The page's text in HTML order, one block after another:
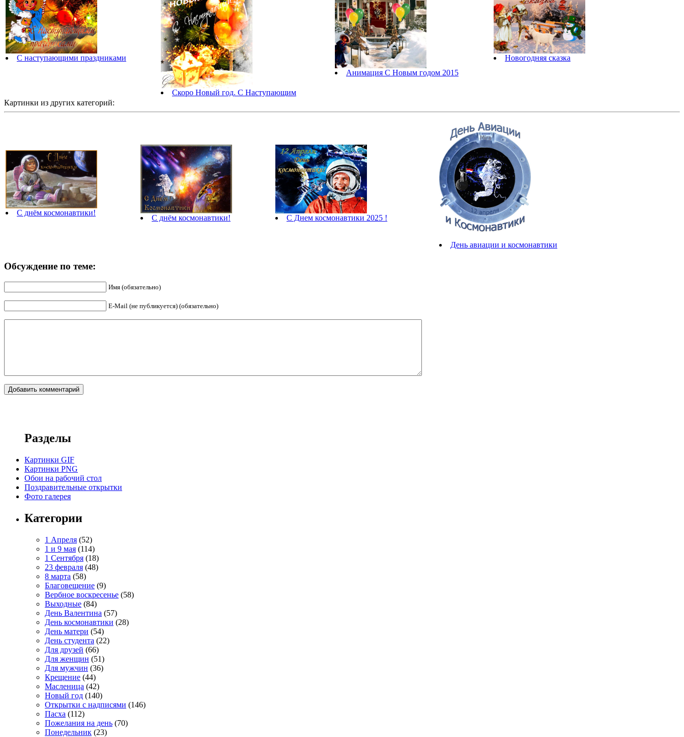
С наступающими праздниками
Скоро Новый год. С Наступающим
Анимация С Новым годом 2015
Новогодняя сказка
Картинки из других категорий:
С днём космонавтики!
С днём космонавтики! С Днем космонавтики 2025 !
День авиации и космонавтики
Обсуждение по теме:
Имя (обязательно)
E-Mail (не публикуется) (обязательно)
Разделы
Картинки GIF
Картинки PNG
Обои на рабочий стол
Поздравительные открытки
Фото галерея
Категории
1 Апреля (52)
1 и 9 мая (114)
1 Сентября (18)
23 февраля (48)
8 марта (58)
Благовещение (9)
Вербное воскресенье (58)
Выходные (84)
День Валентина (57)
День космонавтики (28)
День матери (54)
День студента (22)
Для друзей (66)
Для женщин (51)
Для мужчин (36)
Крещение (44)
Масленица (42)
Новый год (140)
Открытки с надписями (146)
Пасха (112)
Пожелания на день (70)
Понедельник (23)